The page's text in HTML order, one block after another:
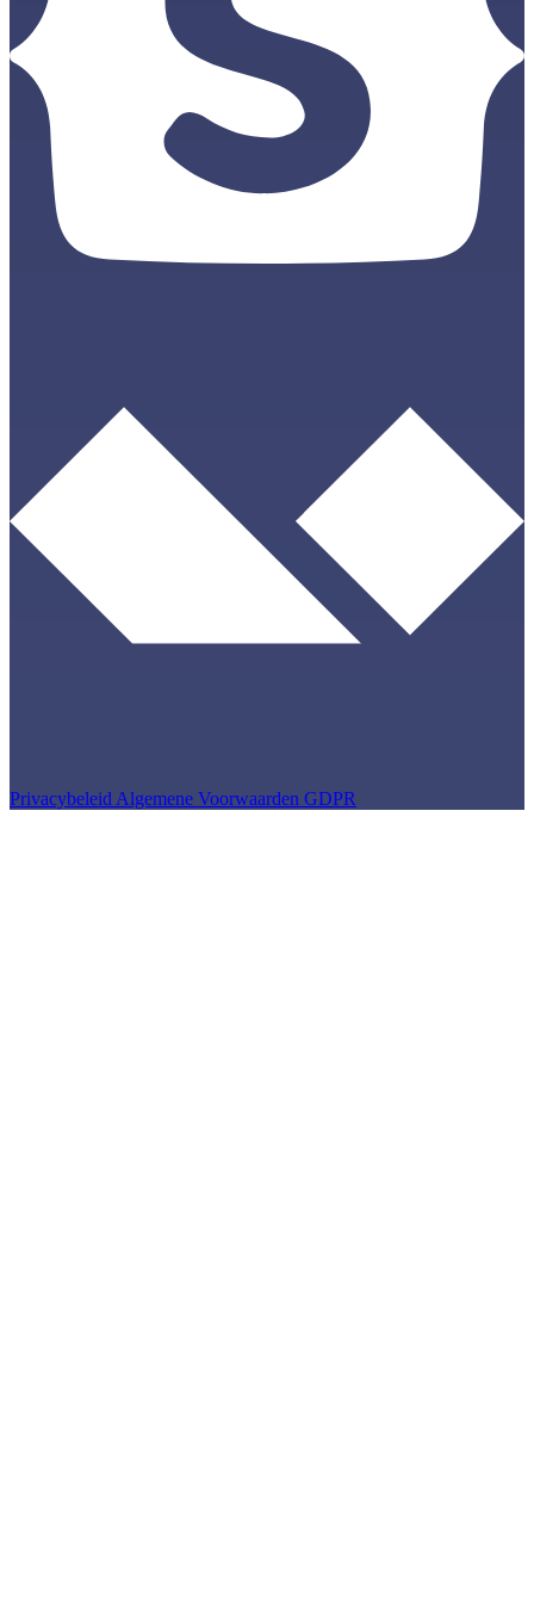
Privacybeleid Algemene Voorwaarden GDPR